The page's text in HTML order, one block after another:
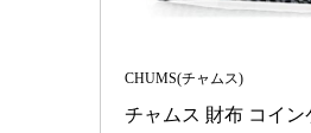
CHUMS(チャムス)
チャムス 財布 コイン